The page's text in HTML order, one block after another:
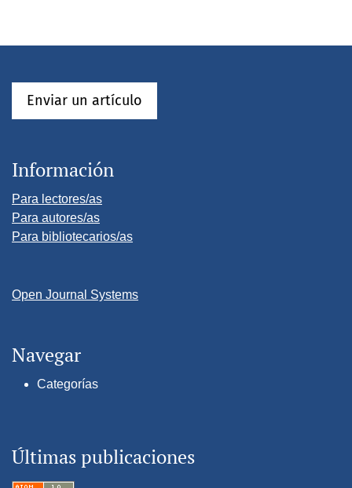
Enviar un artículo
Información
Para lectores/as
Para autores/as
Para bibliotecarios/as
Open Journal Systems
Navegar
Categorías
Últimas publicaciones